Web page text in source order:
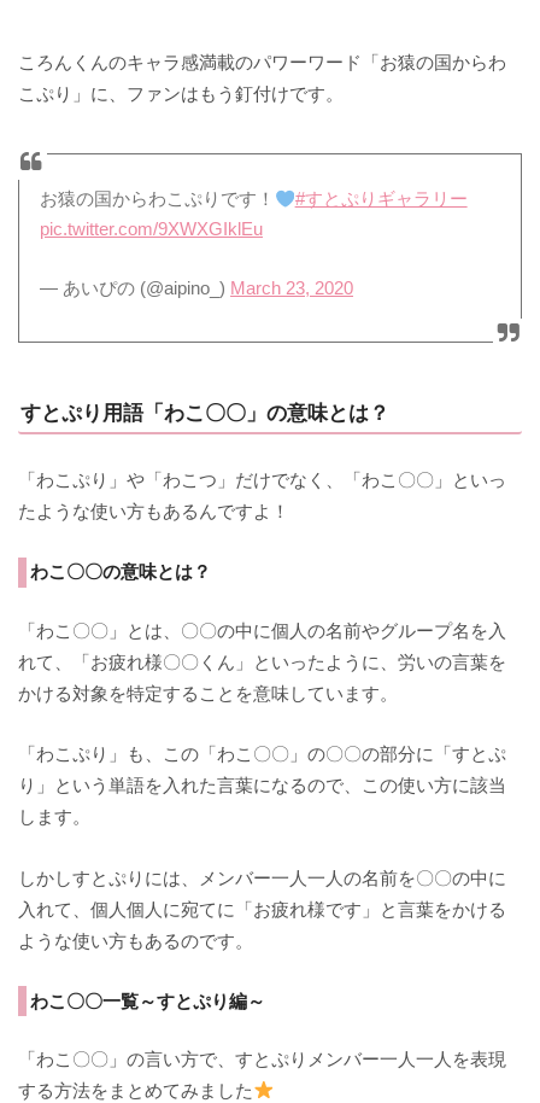
ころんくんのキャラ感満載のパワーワード「お猿の国からわ
こぷり」に、ファンはもう釘付けです。
お猿の国からわこぷりです！
#すとぷりギャラリー
pic.twitter.com/9XWXGIklEu
— あいぴの (@aipino_) March 23, 2020
すとぷり用語「わこ〇〇」の意味とは？
「わこぷり」や「わこつ」だけでなく、「わこ〇〇」といっ
たような使い方もあるんですよ！
わこ〇〇の意味とは？
「わこ〇〇」とは、〇〇の中に個人の名前やグループ名を入
れて、「お疲れ様〇〇くん」といったように、労いの言葉を
かける対象を特定することを意味しています。
「わこぷり」も、この「わこ〇〇」の〇〇の部分に「すとぷ
り」という単語を入れた言葉になるので、この使い方に該当
します。
しかしすとぷりには、メンバー一人一人の名前を〇〇の中に
入れて、個人個人に宛てに「お疲れ様です」と言葉をかける
ような使い方もあるのです。
わこ〇〇一覧～すとぷり編～
「わこ〇〇」の言い方で、すとぷりメンバー一人一人を表現
する方法をまとめてみました